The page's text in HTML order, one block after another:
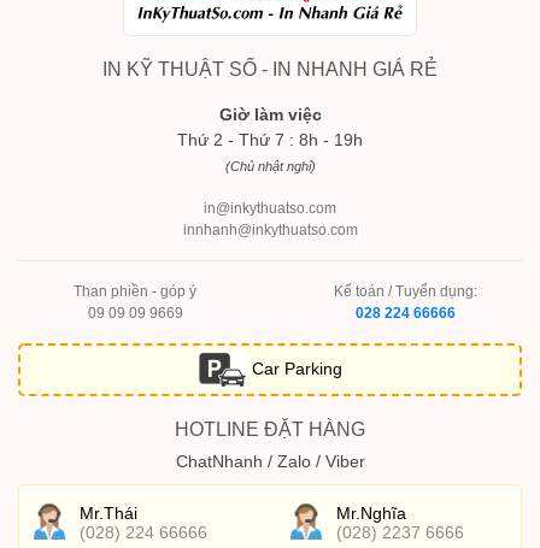
IN KỸ THUẬT SỐ - IN NHANH GIÁ RẺ
Giờ làm việc
Thứ 2 - Thứ 7 : 8h - 19h
(Chủ nhật nghỉ)
in@inkythuatso.com
innhanh@inkythuatso.com
Than phiền - góp ý
09 09 09 9669
Kế toán / Tuyển dụng:
028 224 66666
Car Parking
HOTLINE ĐẶT HÀNG
ChatNhanh / Zalo / Viber
Mr.Thái
(028) 224 66666
Mr.Nghĩa
(028) 2237 6666